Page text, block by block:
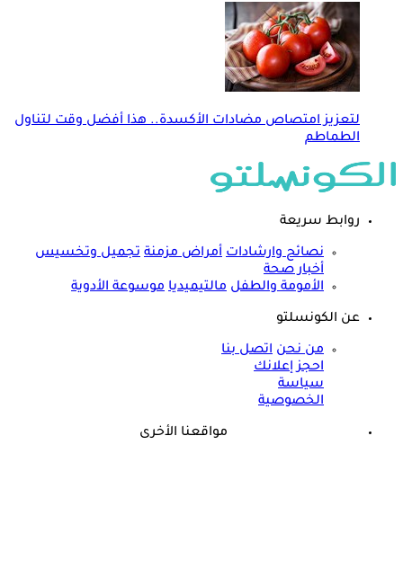
لتعزيز امتصاص مضادات الأكسدة.. هذا أفضل وقت لتناول
الطماطم
روابط سريعة
نصائح وارشادات أمراض مزمنة تجميل وتخسيس
أخبار صحة
الأمومة والطفل مالتيميديا موسوعة الأدوية
عن الكونسلتو
من نحن اتصل بنا
احجز إعلانك
سياسة
الخصوصية
مواقعنا الأخرى